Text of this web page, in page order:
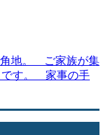
角地。 ご家族が集
です。 家事の手